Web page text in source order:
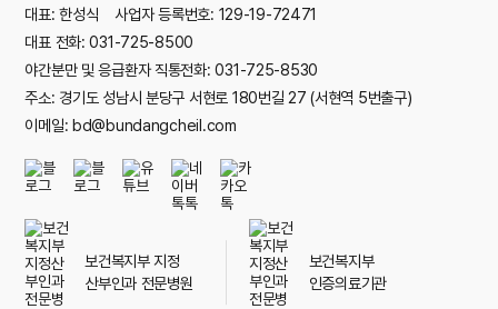
대표: 한성식 사업자 등록번호: 129-19-72471
대표 전화: 031-725-8500
야간분만 및 응급환자 직통전화: 031-725-8530
주소: 경기도 성남시 분당구 서현로 180번길 27 (서현역 5번출구)
이메일: bd@bundangcheil.com
보건복지부 지정
산부인과 전문병원
보건복지부
인증의료기관